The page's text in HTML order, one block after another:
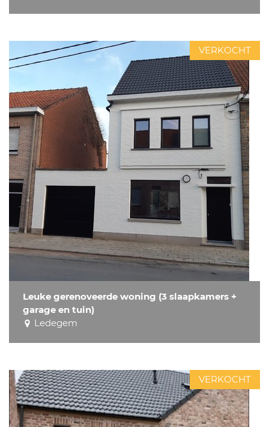
Leuke gerenoveerde woning (3 slaapkamers +
garage en tuin)
Ledegem
VERKOCHT
VERKOCHT